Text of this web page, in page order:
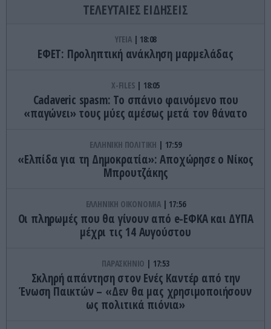
ΤΕΛΕΥΤΑΙΕΣ ΕΙΔΗΣΕΙΣ
ΥΓΕΙΑ 18:08
ΕΦΕΤ: Προληπτική ανάκληση μαρμελάδας
X-FILES 18:05
Cadaveric spasm: Το σπάνιο φαινόμενο που
«παγώνει» τους μύες αμέσως μετά τον θάνατο
ΕΛΛΗΝΙΚΗ ΠΟΛΙΤΙΚΗ 17:59
«Ελπίδα για τη Δημοκρατία»: Αποχώρησε ο Νίκος
Μπρουτζάκης
ΕΛΛΗΝΙΚΗ ΟΙΚΟΝΟΜΙΑ 17:56
Οι πληρωμές που θα γίνουν από e-ΕΦΚΑ και ΔΥΠΑ
μέχρι τις 14 Αυγούστου
ΠΑΡΑΣΚΗΝΙΟ 17:53
Σκληρή απάντηση στον Ενές Καντέρ από την
Ένωση Παικτών – «Δεν θα μας χρησιμοποιήσουν
ως πολιτικά πιόνια»